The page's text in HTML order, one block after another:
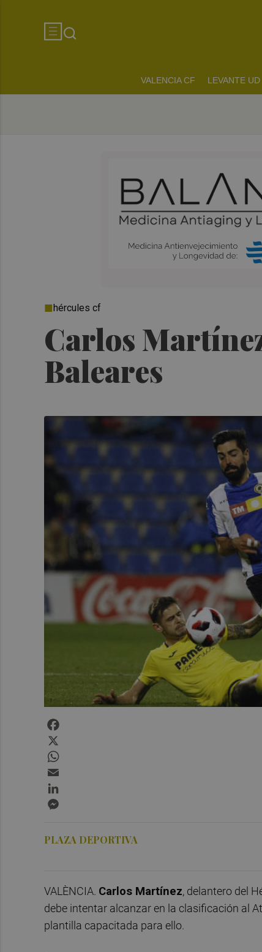
VALENCIA CF LEVANTE UD
Carlos
Baleares
hércules cf
PLAZA DEPORTIVA
VALÈNCIA. Carlos Martínez, delantero del
debe intentar alcanzar en la clasificación al
plantilla capacitada para ello.